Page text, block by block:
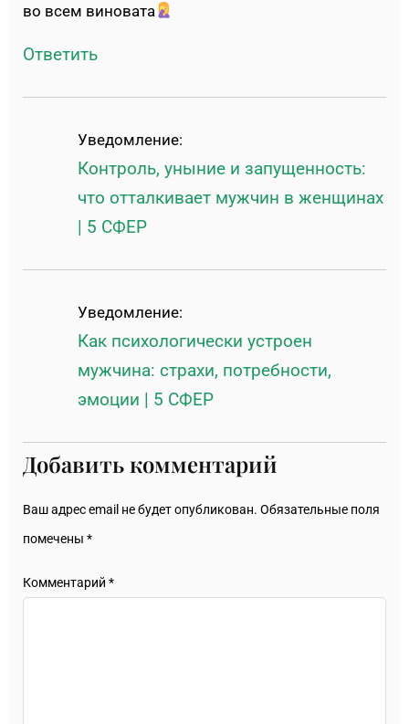
во всем виновата
Ответить
Уведомление:
Контроль, уныние и запущенность:
что отталкивает мужчин в женщинах
| 5 СФЕР
Уведомление:
Как психологически устроен
мужчина: страхи, потребности,
эмоции | 5 СФЕР
Добавить комментарий
Ваш адрес email не будет опубликован. Обязательные поля
помечены *
Комментарий *